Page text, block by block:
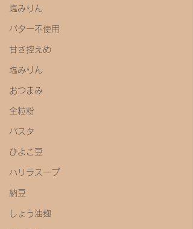
塩みりん
バター不使用
甘さ控えめ
塩みりん
おつまみ
全粒粉
パスタ
ひよこ豆
ハリラスープ
納豆
しょう油麹